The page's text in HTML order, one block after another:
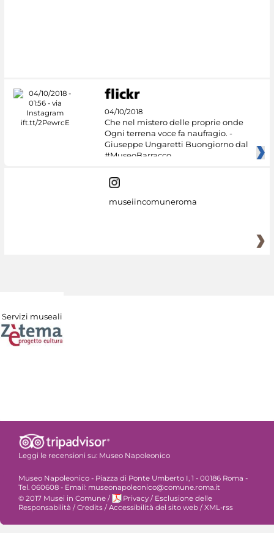
04/10/2018
Che nel mistero delle proprie onde
Ogni terrena voce fa naufragio. -
Giuseppe Ungaretti Buongiorno dal
#MuseoBarracco
museiincomuneroma
Servizi museali
Leggi le recensioni su: Museo Napoleonico
Museo Napoleonico - Piazza di Ponte Umberto I, 1 - 00186 Roma -
Tel. 060608 - Email: museonapoleonico@comune.roma.it
© 2017 Musei in Comune / Privacy / Esclusione delle
Responsabilità /Credits /Accessibilità del sito web /XML-rss